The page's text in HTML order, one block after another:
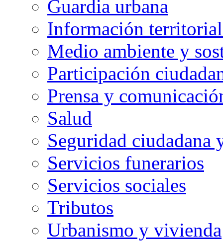
Guardia urbana
Información
Medio ambiente y
Participación
Prensa y
Salud
Seguridad ciudadana
Servicios funerarios
Servicios sociales
Tributos
Urbanismo y vivienda